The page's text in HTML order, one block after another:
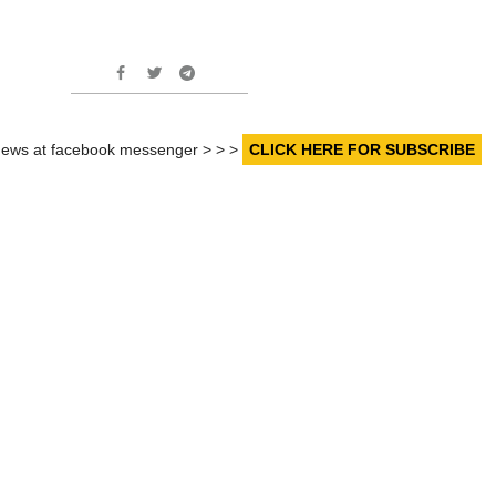
at facebook messenger > > > CLICK HERE FOR SUBSCRIBE